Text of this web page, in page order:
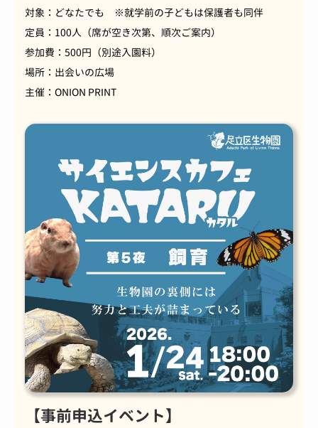
対象：どなたでも ※就学前の子どもは保護者も同伴
定員： 100人（席が空き次第、順次ご案内）
参加費： 500円（別途入園料）
場所：出会いの広場
主催： ONION PRINT
【事前申込イベント】